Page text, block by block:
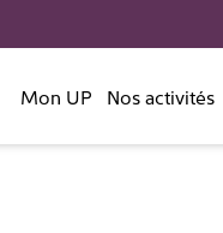
Mon UP Nos activités